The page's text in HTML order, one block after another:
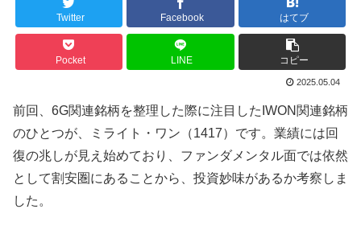
Twitter Facebook はてブ
Pocket LINE コピー
2025.05.04
前回、6G関連銘柄を整理した際に注目したIWON関連銘柄
のひとつが、ミライト・ワン（1417）です。業績には回
復の兆しが見え始めており、ファンダメンタル面では依然
として割安圏にあることから、投資妙味があるか考察しま
した。